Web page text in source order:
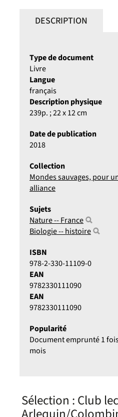
DESCRIPTION
Type de document
Livre
Langue
français
Description physique
239p. ; 22 x 12 cm
Date de publication
2018
Collection
Mondes sauvages, pour
alliance
Sujets
Nature -- France
Biologie -- histoire
ISBN
978-2-330-11109-0
EAN
9782330111090
EAN
9782330111090
Popularité
Document emprunté 1
mois
Sélection : Club